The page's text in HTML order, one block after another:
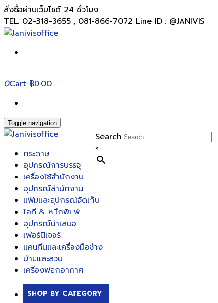
สั่งซื้อผ่านเว็บไซต์ 24 ชั่วโมง
TEL. 02-318-3655 , 081-866-7072 Line ID : @JANIVIS
0Cart ฿0.00
Toggle navigation
Search
×
กระดาษ
อุปกรณ์การบรรจุ
เครื่องใช้สำนักงาน
อุปกรณ์สำนักงาน
แฟ้มและอุปกรณ์จัดเก็บ
ไอที & หมึกพิมพ์
อุปกรณ์นำเสนอ
เฟอร์นิเจอร์
แคนทีนและเครื่องมือช่าง
บ้านและสวน
เครื่องฟอกอากาศ
SHOP BY CATEGORY